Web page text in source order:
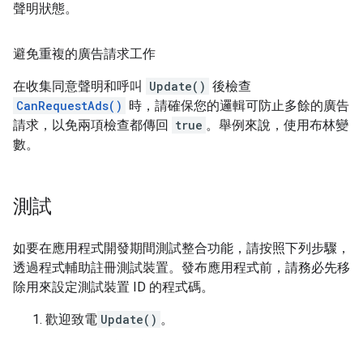
聲明狀態。
避免重複的廣告請求工作
在收集同意聲明和呼叫 Update() 後檢查
CanRequestAds() 時，請確保您的邏輯可防止多餘的廣告
請求，以免兩項檢查都傳回 true 。舉例來說，使用布林變
數。
測試
如要在應用程式開發期間測試整合功能，請按照下列步驟，
透過程式輔助註冊測試裝置。發布應用程式前，請務必先移
除用來設定測試裝置 ID 的程式碼。
歡迎致電 Update() 。